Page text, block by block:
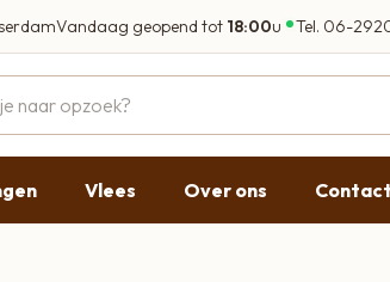
Vandaag geopend tot 18:00u
Woensdag 09:00 - 17:30
Tel. 06-
Vlees Over ons Contact